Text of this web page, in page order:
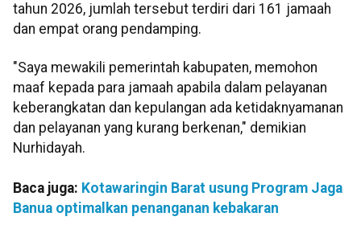
tahun 2026, jumlah tersebut terdiri dari 161 jamaah
dan empat orang pendamping.
"Saya mewakili pemerintah kabupaten, memohon
maaf kepada para jamaah apabila dalam pelayanan
keberangkatan dan kepulangan ada ketidaknyamanan
dan pelayanan yang kurang berkenan," demikian
Nurhidayah.
Baca juga: Kotawaringin Barat usung Program Jaga
Banua optimalkan penanganan kebakaran